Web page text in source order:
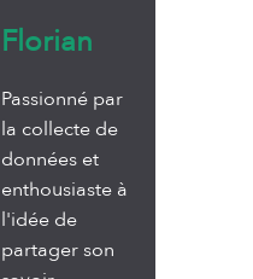
Florian
Passionné par
la collecte de
données et
enthousiaste à
l'idée de
partager son